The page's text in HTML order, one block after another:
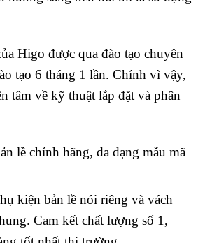
Higo được qua đào tạo chuyên
tạo 6 tháng 1 lần. Chính vì vậy,
tâm về kỹ thuật lắp đặt và phân
lề chính hãng, đa dạng mẫu mã
kiện bản lề nói riêng và vách
Cam kết chất lượng số 1,